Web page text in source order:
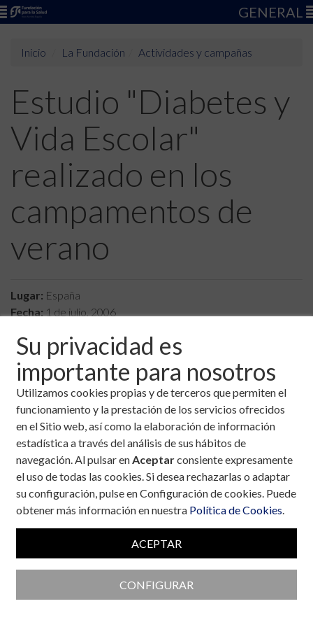
Su privacidad es
importante para nosotros
Utilizamos cookies propias y de terceros que permiten el
funcionamiento y la prestación de los servicios ofrecidos
en el Sitio web, así como la elaboración de información
estadística a través del análisis de sus hábitos de
navegación. Al pulsar enAceptarconsiente expresamente
el uso de todas las cookies. Si desea rechazarlas o adaptar
su configuración, pulse en Configuración de cookies. Puede
obtener más información en nuestra Política de Cookies.
ACEPTAR
CONFIGURAR
GENERAL
Inicio La Fundación Actividades y campañas
Estudio "Diabetes y
Vida Escolar"
realizado en los
campamentos de
verano
Lugar: España
Fecha: 1 de julio, 2006
El punto de vista de los niños que
participaron en los campamentos
de verano de 2006
En el III Congreso de la
Federación Española de
Diabetes se comunicaron los
resultados de un estudio,
promovido por la Fundación
para la Diabetes, en el que
y adolescentes con diabetes
tipo-1, entre 6 y 16 años de
edad, residentes en diez comunidades autónomas. Se llevó a
cabo coincidiendo con la celebración de 18 colonias de